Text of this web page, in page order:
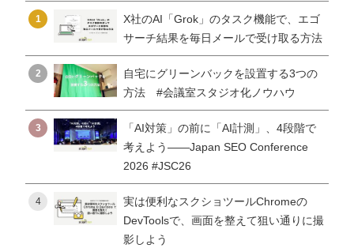
1
X社のAI「Grok」のタスク機能で、エゴ
サーチ結果を毎日メールで受け取る方法
2
自宅にグリーンバックを設置する3つの
方法 #会議室スタジオ化ノウハウ
3
「AI対策」の前に「AI計測」、4段階で
考えよう——Japan SEO Conference
2026 #JSC26
4
実は便利なスクショツールChromeの
DevToolsで、画面を整えて狙い通りに撮
影しよう